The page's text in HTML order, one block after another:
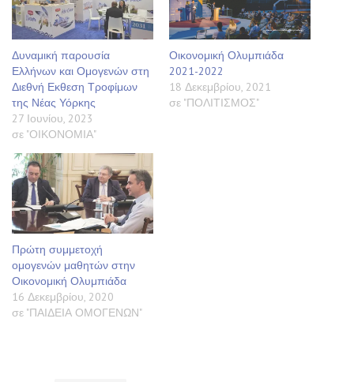
Δυναμική παρουσία
Ελλήνων και Ομογενών στη
Διεθνή Εκθεση Τροφίμων
της Νέας Υόρκης
27 Ιουνίου, 2023
σε "ΟΙΚΟΝΟΜΙΑ"
Οικονομική Ολυμπιάδα
2021-2022
18 Δεκεμβρίου, 2021
σε "ΠΟΛΙΤΙΣΜΟΣ"
Πρώτη συμμετοχή
ομογενών μαθητών στην
Οικονομική Ολυμπιάδα
16 Δεκεμβρίου, 2020
σε "ΠΑΙΔΕΙΑ ΟΜΟΓΕΝΩΝ"